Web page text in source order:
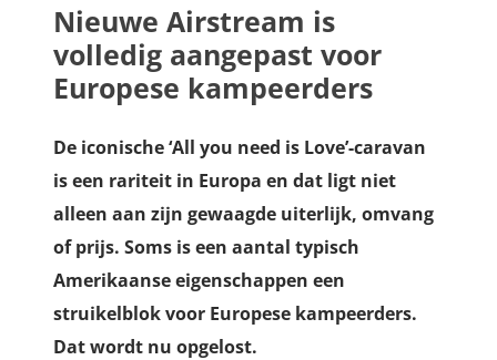
Nieuwe Airstream is
volledig aangepast voor
Europese kampeerders
De iconische ‘All you need is Love’-caravan
is een rariteit in Europa en dat ligt niet
alleen aan zijn gewaagde uiterlijk, omvang
of prijs. Soms is een aantal typisch
Amerikaanse eigenschappen een
struikelblok voor Europese kampeerders.
Dat wordt nu opgelost.